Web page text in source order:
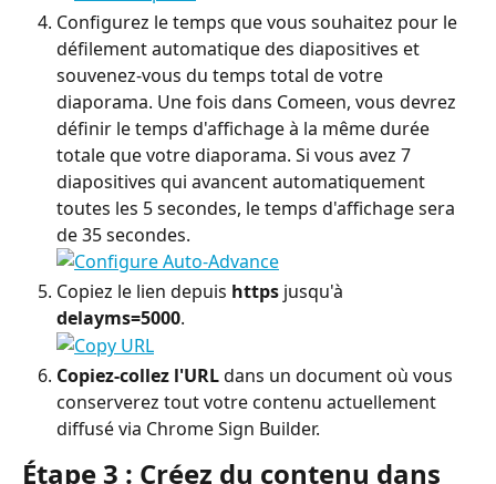
Configurez le temps que vous souhaitez pour le
défilement automatique des diapositives et
souvenez-vous du temps total de votre
diaporama. Une fois dans Comeen, vous devrez
définir le temps d'affichage à la même durée
totale que votre diaporama. Si vous avez 7
diapositives qui avancent automatiquement
toutes les 5 secondes, le temps d'affichage sera
de 35 secondes.
Copiez le lien depuis https jusqu'à
delayms=5000.
Copiez-collez l'URL dans un document où vous
conserverez tout votre contenu actuellement
diffusé via Chrome Sign Builder.
Étape 3 : Créez du contenu dans